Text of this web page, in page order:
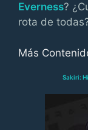
Everness?
rota de
Más
Sakiri: